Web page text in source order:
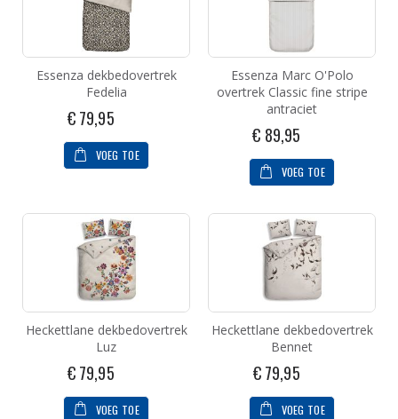
Essenza dekbedovertrek
Fedelia
€ 79,95
VOEG TOE
Essenza Marc O'Polo
overtrek Classic fine stripe
antraciet
€ 89,95
VOEG TOE
Heckettlane dekbedovertrek
Luz
€ 79,95
VOEG TOE
Heckettlane dekbedovertrek
Bennet
€ 79,95
VOEG TOE